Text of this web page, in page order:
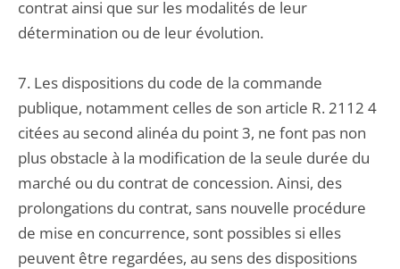
contrat ainsi que sur les modalités de leur
détermination ou de leur évolution.
7. Les dispositions du code de la commande
publique, notamment celles de son article R. 2112 4
citées au second alinéa du point 3, ne font pas non
plus obstacle à la modification de la seule durée du
marché ou du contrat de concession. Ainsi, des
prolongations du contrat, sans nouvelle procédure
de mise en concurrence, sont possibles si elles
peuvent être regardées, au sens des dispositions